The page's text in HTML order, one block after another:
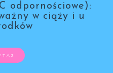
odpornościowe):
w ciąży i u